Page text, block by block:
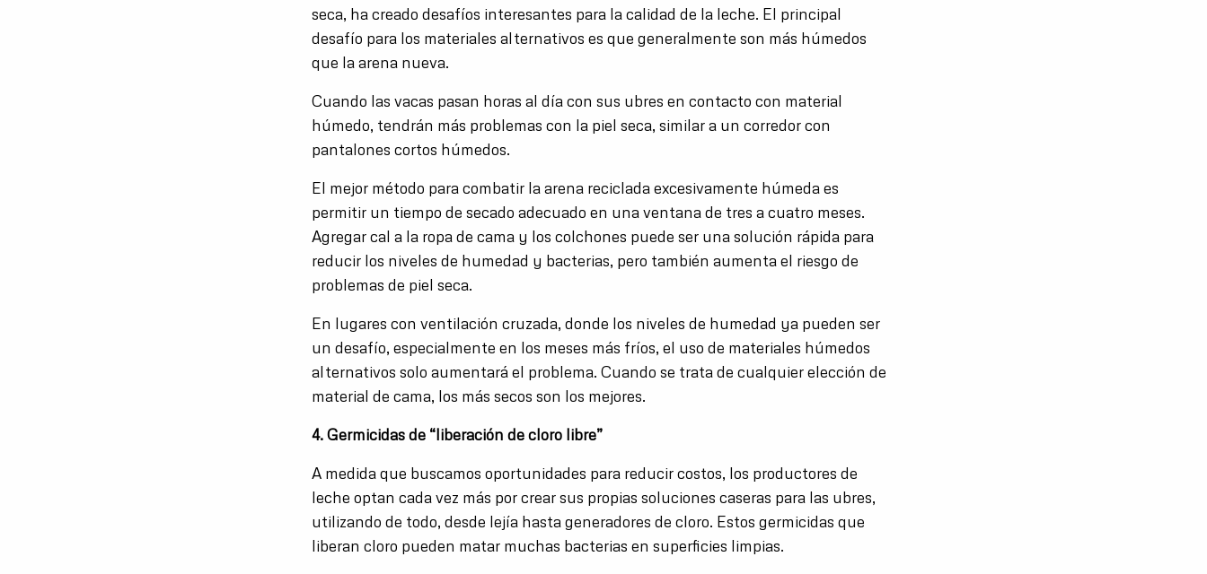
seca, ha creado desafíos interesantes para la calidad de la leche. El principal
desafío para los materiales alternativos es que generalmente son más húmedos
que la arena nueva.
Cuando las vacas pasan horas al día con sus ubres en contacto con material
húmedo, tendrán más problemas con la piel seca, similar a un corredor con
pantalones cortos húmedos.
El mejor método para combatir la arena reciclada excesivamente húmeda es
permitir un tiempo de secado adecuado en una ventana de tres a cuatro meses.
Agregar cal a la ropa de cama y los colchones puede ser una solución rápida para
reducir los niveles de humedad y bacterias, pero también aumenta el riesgo de
problemas de piel seca.
En lugares con ventilación cruzada, donde los niveles de humedad ya pueden ser
un desafío, especialmente en los meses más fríos, el uso de materiales húmedos
alternativos solo aumentará el problema. Cuando se trata de cualquier elección de
material de cama, los más secos son los mejores.
4. Germicidas de “liberación de cloro libre”
A medida que buscamos oportunidades para reducir costos, los productores de
leche optan cada vez más por crear sus propias soluciones caseras para las ubres,
utilizando de todo, desde lejía hasta generadores de cloro. Estos germicidas que
liberan cloro pueden matar muchas bacterias en superficies limpias.